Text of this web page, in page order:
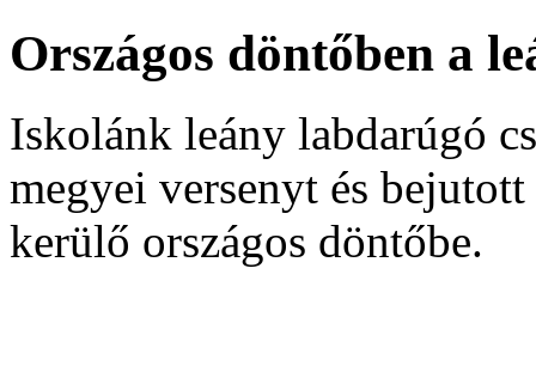
Országos döntőben a
Iskolánk leány labdarúgó
megyei versenyt és bejutott
kerülő országos döntőbe.